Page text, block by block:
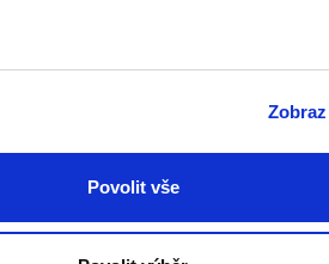
Povolit vše